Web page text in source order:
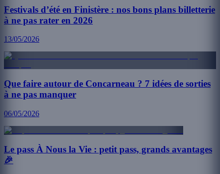
Festivals d’été en Finistère : nos bons plans billetterie
à ne pas rater en 2026
13/05/2026
Que faire autour de Concarneau ? 7 idées de sorties
à ne pas manquer
06/05/2026
Le pass À Nous la Vie : petit pass, grands avantages
🎉